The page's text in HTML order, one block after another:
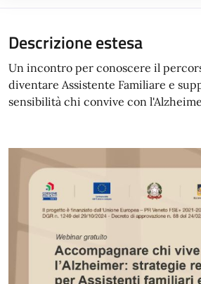
Descrizione estesa
Un incontro per conoscere il
diventare Assistente Familiare e
sensibilità chi convive con